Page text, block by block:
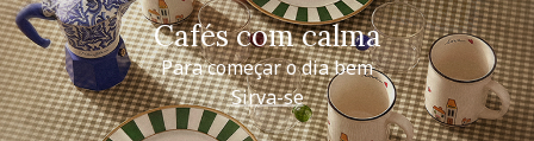
Cafés com calma
Para começar o dia bem
Sirva-se